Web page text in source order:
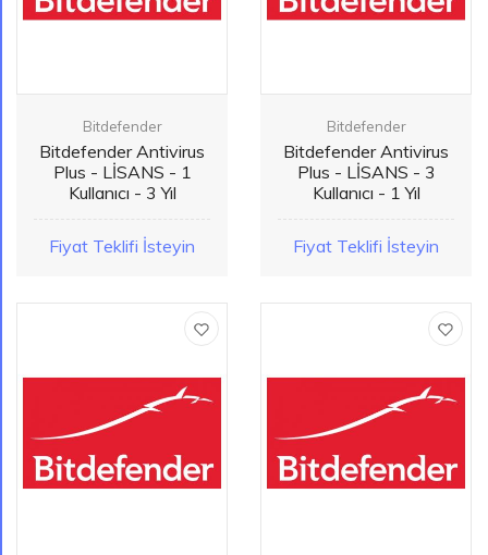
Bitdefender
Bitdefender Antivirus
Plus - LİSANS - 1
Kullanıcı - 3 Yıl
Fiyat Teklifi İsteyin
Bitdefender
Bitdefender Antivirus
Plus - LİSANS - 3
Kullanıcı - 1 Yıl
Fiyat Teklifi İsteyin